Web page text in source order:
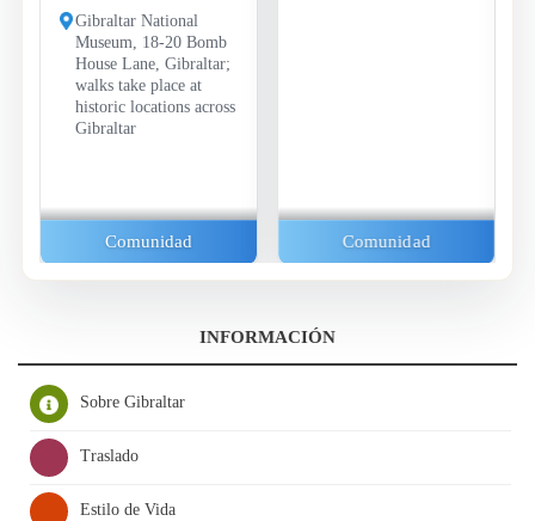
National
18-20 Bomb
Lane, Gibraltar;
take place at
locations across
INFORMACIÓN
Sobre Gibraltar
Traslado
Estilo de Vida